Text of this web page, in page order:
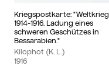
Kriegspostkarte: "Weltkrieg
1914-1916. Ladung eines
schweren Geschützes in
Bessarabien."
Kilophot (K. L.)
1916